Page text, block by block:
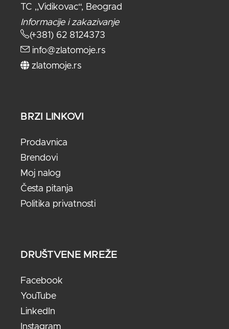
TC ,,Vidikovac“, Beograd
Informacije i zakazivanje
(+381) 62 8124373
info@zlatomoje.rs
zlatomoje.rs
BRZI LINKOVI
Prodavnica
Brendovi
Moj nalog
Česta pitanja
Politika privatnosti
DRUŠTVENE MREŽE
Facebook
YouTube
LinkedIn
Instagram